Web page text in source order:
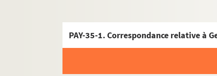
PAY-35-1. Correspondance relative à